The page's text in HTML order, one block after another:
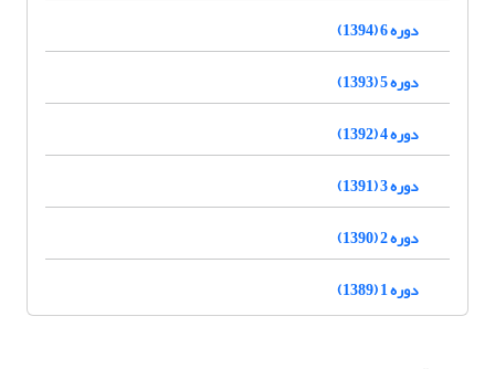
دوره 6 (1394)
دوره 5 (1393)
دوره 4 (1392)
دوره 3 (1391)
دوره 2 (1390)
دوره 1 (1389)